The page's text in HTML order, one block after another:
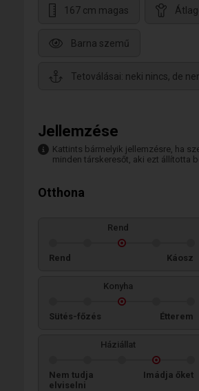
167 cm magas
Barna szemű
Tetoválásai: neki nincs, de
Jellemzése
Kattints bármelyik jellemzésre, ha
minden társkeresőt, aki ezt állította
Otthona
Rend
Rend Káosz
Konyha
Sütés-főzés Étterem
Háziállat
Nem tudja
elviselni
Imádja őket